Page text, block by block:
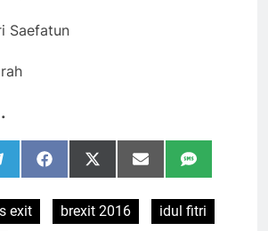
Saefatun
Share
on
TelegramShare
on
FacebookShare
on
X
(Twitter)
Share
on
Email Share
on
SMS
exit brexit 2016
idul fitri